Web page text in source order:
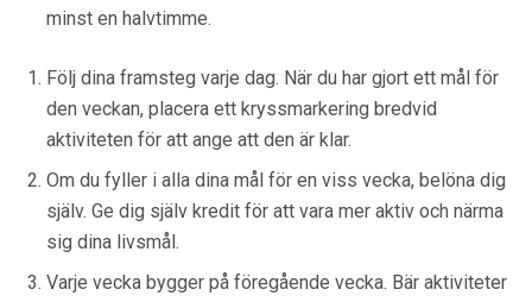
minst en halvtimme.
Följ dina framsteg varje dag. När du har gjort ett mål för
den veckan, placera ett kryssmarkering bredvid
aktiviteten för att ange att den är klar.
Om du fyller i alla dina mål för en viss vecka, belöna dig
själv. Ge dig själv kredit för att vara mer aktiv och närma
sig dina livsmål.
Varje vecka bygger på föregående vecka. Bär aktiviteter